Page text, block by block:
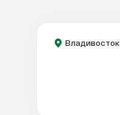
Владивосток